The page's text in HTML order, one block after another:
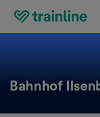
Bahnhof